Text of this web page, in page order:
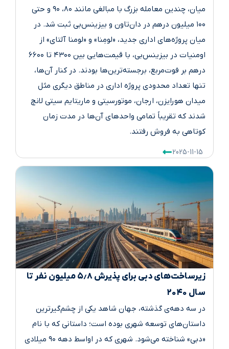
میان، چندین معامله بزرگ با مبالغی مانند ۸۰، ۹۰ و حتی
۱۰۰ میلیون درهم در دان‌تاون و بیزینس‌بی ثبت شد. در
میان پروژه‌های اداری جدید، «لومِنا» و «لومنا آلتای» از
اومنیات در بیزینس‌بی، با قیمت‌هایی بین ۴۳۰۰ تا ۶۶۰۰
درهم بر فوت‌مربع، برجسته‌ترین‌ها بودند. در کنار آن‌ها،
تنها تعداد محدودی پروژه اداری در مناطق دیگری مثل
میدان هورایزن، ارجان، موتورسیتی و ماریتایم سیتی لانچ
شدند که تقریباً تمامی واحدهای آن‌ها در مدت زمان
کوتاهی به فروش رفتند.
2025-11-15
زیرساخت‌های دبی برای پذیرش ۵٫۸ میلیون نفر تا
سال ۲۰۴۰
در سه دهه‌ی گذشته، جهان شاهد یکی از چشم‌گیرترین
داستان‌های توسعه شهری بوده است؛ داستانی که با نام
«دبی» شناخته می‌شود. شهری که در اواسط دهه ۹۰ میلادی